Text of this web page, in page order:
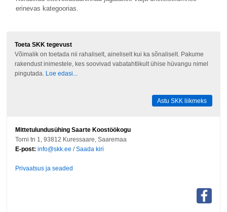
erinevas kategoorias.
Toeta SKK tegevust
Võimalik on toetada nii rahaliselt, aineliselt kui ka sõnaliselt. Pakume
rakendust inimestele, kes soovivad vabatahtlikult ühise hüvangu nimel
pingutada.
Loe edasi...
Astu SKK liikmeks
Mittetulundusühing Saarte Koostöökogu
Torni tn 1, 93812 Kuressaare, Saaremaa
E-post: info@skk.ee /Saada kiri
Privaatsus ja seaded